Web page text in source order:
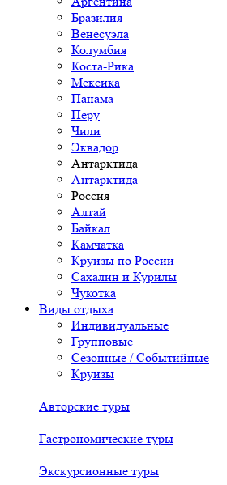
Бразилия
Венесуэла
Колумбия
Коста-Рика
Мексика
Панама
Перу
Чили
Эквадор
Антарктида
Антарктида
Россия
Алтай
Байкал
Камчатка
Круизы по России
Сахалин и Курилы
Чукотка
Виды отдыха
Индивидуальные
Групповые
Сезонные / Событийные
Круизы
Авторские туры
Гастрономические туры
Экскурсионные туры